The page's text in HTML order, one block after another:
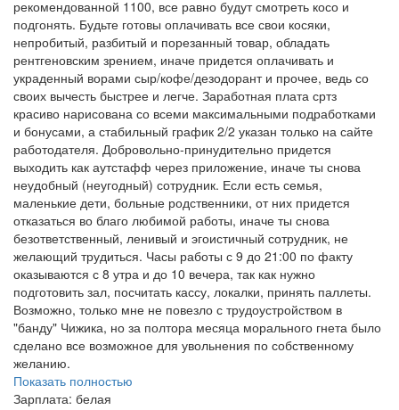
рекомендованной 1100, все равно будут смотреть косо и
подгонять. Будьте готовы оплачивать все свои косяки,
непробитый, разбитый и порезанный товар, обладать
рентгеновским зрением, иначе придется оплачивать и
украденный ворами сыр/кофе/дезодорант и прочее, ведь со
своих вычесть быстрее и легче. Заработная плата сртз
красиво нарисована со всеми максимальными подработками
и бонусами, а стабильный график 2/2 указан только на сайте
работодателя. Добровольно-принудительно придется
выходить как аутстафф через приложение, иначе ты снова
неудобный (неугодный) сотрудник. Если есть семья,
маленькие дети, больные родственники, от них придется
отказаться во благо любимой работы, иначе ты снова
безответственный, ленивый и эгоистичный сотрудник, не
желающий трудиться. Часы работы с 9 до 21:00 по факту
оказываются с 8 утра и до 10 вечера, так как нужно
подготовить зал, посчитать кассу, локалки, принять паллеты.
Возможно, только мне не повезло с трудоустройством в
"банду" Чижика, но за полтора месяца морального гнета было
сделано все возможное для увольнения по собственному
желанию.
Показать полностью
Зарплата: белая